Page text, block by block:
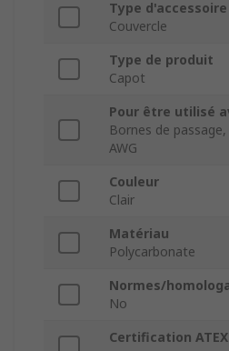
Type d'accessoire
Couvercle
Type de produit
Capot
Pour être utilisé
Bornes de
AWG
Couleur
Clair
Matériau
Polycarbonate
Normes/
No
Certification ATEX